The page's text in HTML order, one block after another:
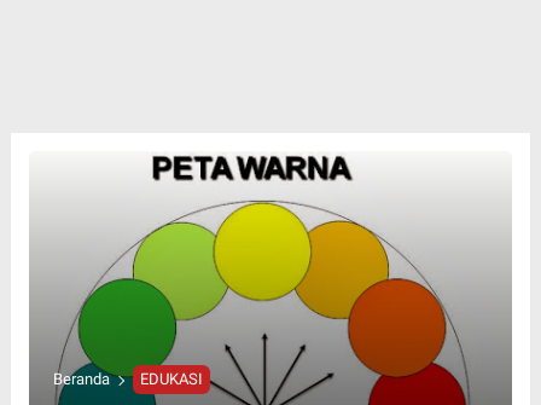
Beranda EDUKASI